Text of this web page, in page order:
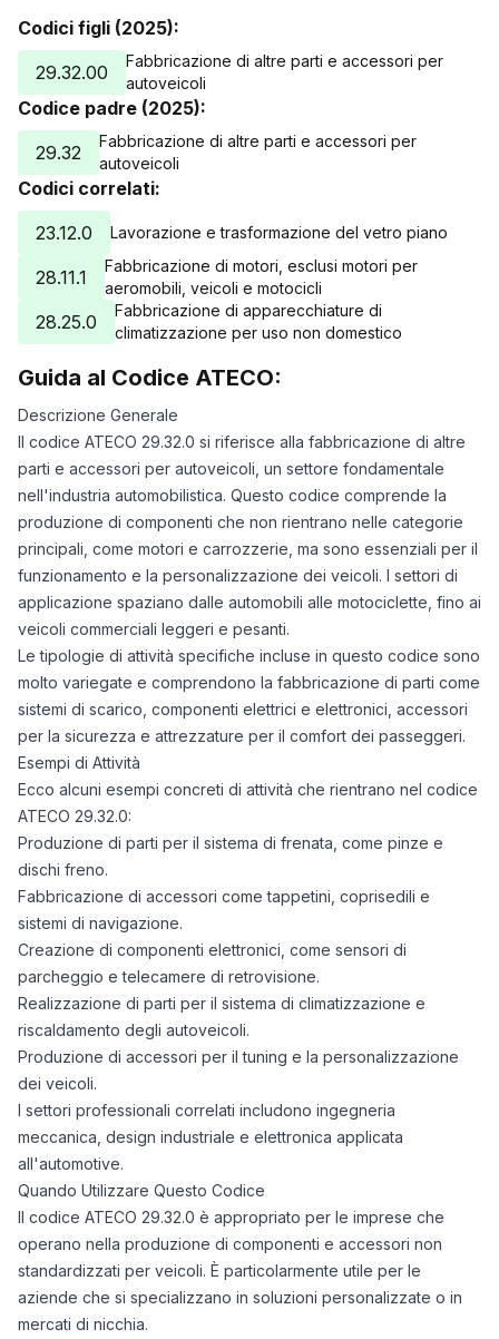
Codici figli (2025):
29.32.00
Fabbricazione di altre parti e accessori per
autoveicoli
Codice padre (2025):
29.32
Fabbricazione di altre parti e accessori per
autoveicoli
Codici correlati:
23.12.0
Lavorazione e trasformazione del vetro piano
28.11.1
Fabbricazione di motori, esclusi motori per
aeromobili, veicoli e motocicli
28.25.0
Fabbricazione di apparecchiature di
climatizzazione per uso non domestico
Guida al Codice ATECO:
Descrizione Generale
Il codice ATECO 29.32.0 si riferisce alla fabbricazione di altre
parti e accessori per autoveicoli, un settore fondamentale
nell'industria automobilistica. Questo codice comprende la
produzione di componenti che non rientrano nelle categorie
principali, come motori e carrozzerie, ma sono essenziali per il
funzionamento e la personalizzazione dei veicoli. I settori di
applicazione spaziano dalle automobili alle motociclette, fino ai
veicoli commerciali leggeri e pesanti.
Le tipologie di attività specifiche incluse in questo codice sono
molto variegate e comprendono la fabbricazione di parti come
sistemi di scarico, componenti elettrici e elettronici, accessori
per la sicurezza e attrezzature per il comfort dei passeggeri.
Esempi di Attività
Ecco alcuni esempi concreti di attività che rientrano nel codice
ATECO 29.32.0:
Produzione di parti per il sistema di frenata, come pinze e
dischi freno.
Fabbricazione di accessori come tappetini, coprisedili e
sistemi di navigazione.
Creazione di componenti elettronici, come sensori di
parcheggio e telecamere di retrovisione.
Realizzazione di parti per il sistema di climatizzazione e
riscaldamento degli autoveicoli.
Produzione di accessori per il tuning e la personalizzazione
dei veicoli.
I settori professionali correlati includono ingegneria
meccanica, design industriale e elettronica applicata
all'automotive.
Quando Utilizzare Questo Codice
Il codice ATECO 29.32.0 è appropriato per le imprese che
operano nella produzione di componenti e accessori non
standardizzati per veicoli. È particolarmente utile per le
aziende che si specializzano in soluzioni personalizzate o in
mercati di nicchia.